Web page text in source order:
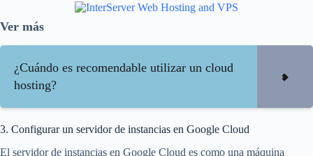
Ver más
¿Cuándo es recomendable utilizar un cloud
hosting?
3. Configurar un servidor de instancias en Google Cloud
El servidor de instancias en Google Cloud es como una máquina